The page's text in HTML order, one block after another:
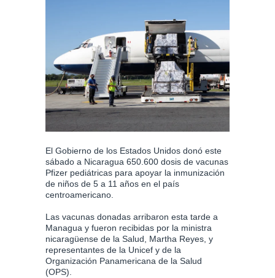
El Gobierno de los Estados Unidos donó este
sábado a Nicaragua 650.600 dosis de vacunas
Pfizer pediátricas para apoyar la inmunización
de niños de 5 a 11 años en el país
centroamericano.
Las vacunas donadas arribaron esta tarde a
Managua y fueron recibidas por la ministra
nicaragüense de la Salud, Martha Reyes, y
representantes de la Unicef y de la
Organización Panamericana de la Salud
(OPS).